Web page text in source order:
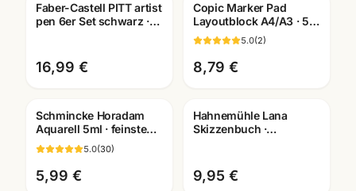
Faber-Castell PITT artist
pen 6er Set schwarz ·
16,99 €
Copic Marker Pad
Layoutblock A4/A3 · 50
Blatt 75g/m² ·
Künstlerbedarf
Mannheim
5.0(2)
8,79 €
Schmincke Horadam
Aquarell 5ml · feinste
Künstlerfarben · alle
Farben Mannheim
5.0(30)
5,99 €
Hahnemühle Lana
Skizzenbuch ·
Künstler
9,95 €